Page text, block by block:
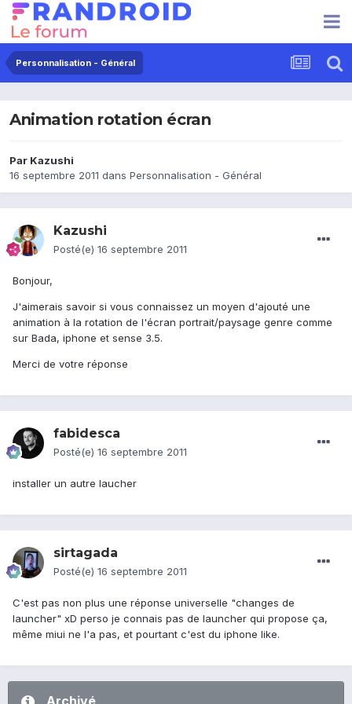
Personnalisation - Général
Animation rotation écran
Par Kazushi
16 septembre 2011 dans Personnalisation - Général
Kazushi
Posté(e) 16 septembre 2011
Bonjour,
J'aimerais savoir si vous connaissez un moyen d'ajouté une
animation à la rotation de l'écran portrait/paysage genre comme
sur Bada, iphone et sense 3.5.
Merci de votre réponse
fabidesca
Posté(e) 16 septembre 2011
installer un autre laucher
sirtagada
Posté(e) 16 septembre 2011
C'est pas non plus une réponse universelle "changes de
launcher" xD perso je connais pas de launcher qui propose ça,
même miui ne l'a pas, et pourtant c'est du iphone like.